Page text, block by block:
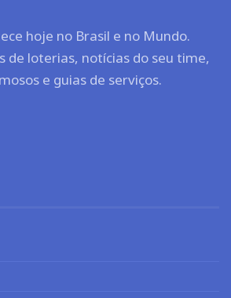
hoje no Brasil e no Mundo.
de loterias, notícias do seu time,
e guias de serviços.